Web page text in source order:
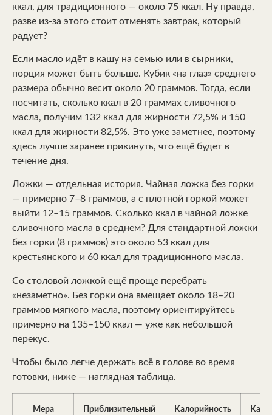
ккал, для традиционного — около 75 ккал. Ну правда,
разве из-за этого стоит отменять завтрак, который
радует?
Если масло идёт в кашу на семью или в сырники,
порция может быть больше. Кубик «на глаз» среднего
размера обычно весит около 20 граммов. Тогда, если
посчитать, сколько ккал в 20 граммах сливочного
масла, получим 132 ккал для жирности 72,5% и 150
ккал для жирности 82,5%. Это уже заметнее, поэтому
здесь лучше заранее прикинуть, что ещё будет в
течение дня.
Ложки — отдельная история. Чайная ложка без горки
— примерно 7–8 граммов, а с плотной горкой может
выйти 12–15 граммов. Сколько ккал в чайной ложке
сливочного масла в среднем? Для стандартной ложки
без горки (8 граммов) это около 53 ккал для
крестьянского и 60 ккал для традиционного масла.
Со столовой ложкой ещё проще перебрать
«незаметно». Без горки она вмещает около 18–20
граммов мягкого масла, поэтому ориентируйтесь
примерно на 135–150 ккал — уже как небольшой
перекус.
Чтобы было легче держать всё в голове во время
готовки, ниже — наглядная таблица.
Мера
Приблизительный
Калорийность